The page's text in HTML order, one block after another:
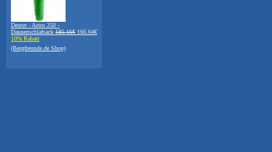
Deuter - Astro 250 -
Daunenschlafsack 185.16€ 166.64€
10% Rabatt
(Bergfreunde.de Shop)